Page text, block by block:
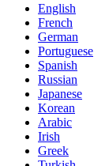
English
French
German
Portuguese
Spanish
Russian
Japanese
Korean
Arabic
Irish
Greek